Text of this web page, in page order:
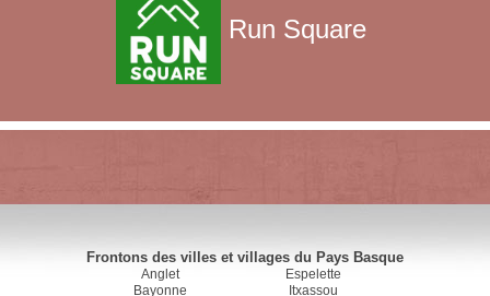
Run Square
Frontons des villes et villages du Pays Basque
Anglet
Bayonne
Espelette
Itxassou